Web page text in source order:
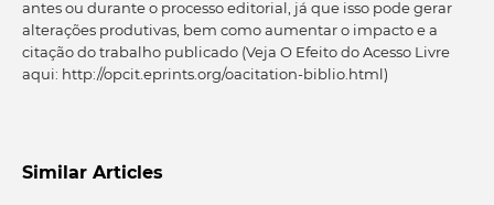
antes ou durante o processo editorial, já que isso pode gerar
alterações produtivas, bem como aumentar o impacto e a
citação do trabalho publicado (Veja O Efeito do Acesso Livre
aqui: http://opcit.eprints.org/oacitation-biblio.html)
Similar Articles